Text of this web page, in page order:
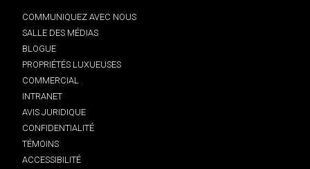
COMMUNIQUEZ AVEC NOUS
SALLE DES MÉDIAS
BLOGUE
PROPRIÉTÉS LUXUEUSES
COMMERCIAL
INTRANET
AVIS JURIDIQUE
CONFIDENTIALITÉ
TÉMOINS
ACCESSIBILITÉ